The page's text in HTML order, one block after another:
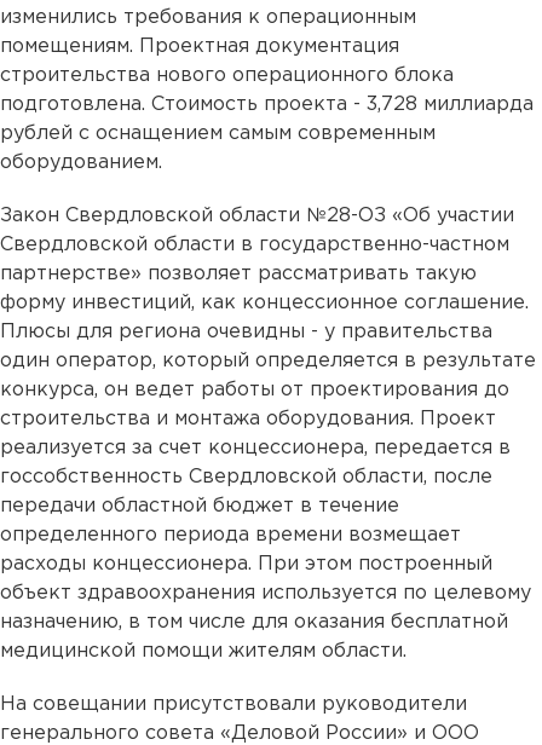
изменились требования к операционным
помещениям. Проектная документация
строительства нового операционного блока
подготовлена. Стоимость проекта - 3,728 миллиарда
рублей с оснащением самым современным
оборудованием.
Закон Свердловской области №28-ОЗ «Об участии
Свердловской области в государственно-частном
партнерстве» позволяет рассматривать такую
форму инвестиций, как концессионное соглашение.
Плюсы для региона очевидны - у правительства
один оператор, который определяется в результате
конкурса, он ведет работы от проектирования до
строительства и монтажа оборудования. Проект
реализуется за счет концессионера, передается в
госсобственность Свердловской области, после
передачи областной бюджет в течение
определенного периода времени возмещает
расходы концессионера. При этом построенный
объект здравоохранения используется по целевому
назначению, в том числе для оказания бесплатной
медицинской помощи жителям области.
На совещании присутствовали руководители
генерального совета «Деловой России» и ООО